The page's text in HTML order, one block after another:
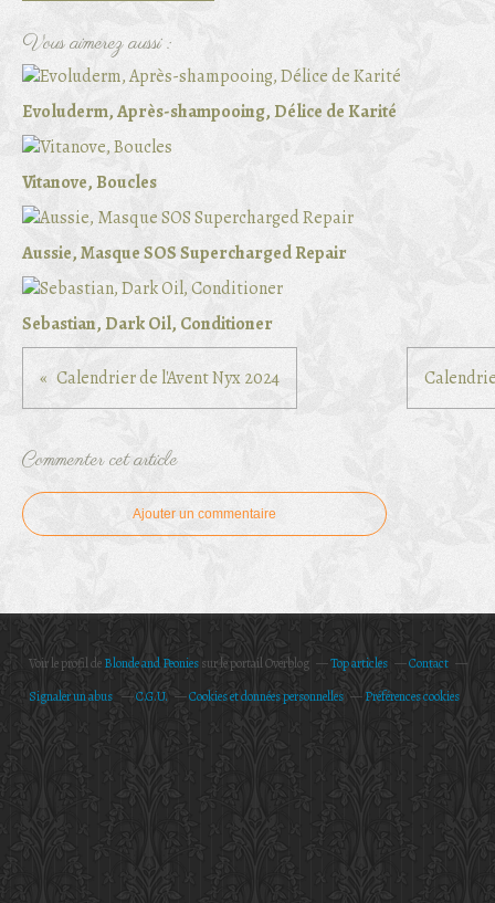
Vous aimerez aussi :
Evoluderm, Après-shampooing, Délice de Karité
Vitanove, Boucles
Aussie, Masque SOS Supercharged Repair
Sebastian, Dark Oil, Conditioner
Calendrier de l'Avent Nyx 2024
Commenter cet article
Ajouter un commentaire
Voir le profil deBlonde and Peoniessur le portail Overblog Top articles
Contact
Signaler un abus
C.G.U. Cookies et données personnelles Préférences cookies